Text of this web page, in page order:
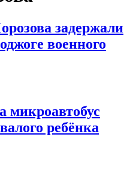
задержали
военного
микроавтобус
ребёнка